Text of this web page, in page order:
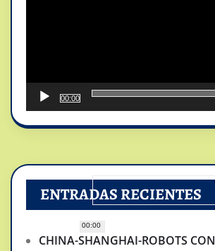
00:00
00:00
ENTRADAS RECIENTES
CHINA-SHANGHAI-ROBOTS CON